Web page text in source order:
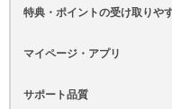
特典・ポイントの受け取りや
マイページ・アプリ
サポート品質